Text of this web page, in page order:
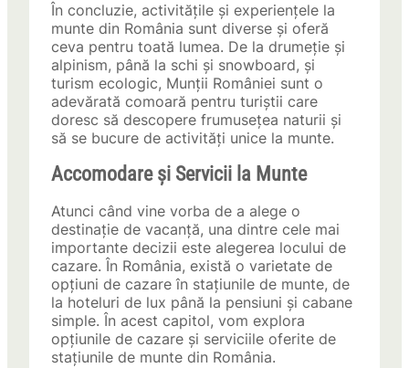
În concluzie, activitățile și experiențele la
munte din România sunt diverse și oferă
ceva pentru toată lumea. De la drumeție și
alpinism, până la schi și snowboard, și
turism ecologic, Munții României sunt o
adevărată comoară pentru turiștii care
doresc să descopere frumusețea naturii și
să se bucure de activități unice la munte.
Accomodare și Servicii la Munte
Atunci când vine vorba de a alege o
destinație de vacanță, una dintre cele mai
importante decizii este alegerea locului de
cazare. În România, există o varietate de
opțiuni de cazare în stațiunile de munte, de
la hoteluri de lux până la pensiuni și cabane
simple. În acest capitol, vom explora
opțiunile de cazare și serviciile oferite de
stațiunile de munte din România.